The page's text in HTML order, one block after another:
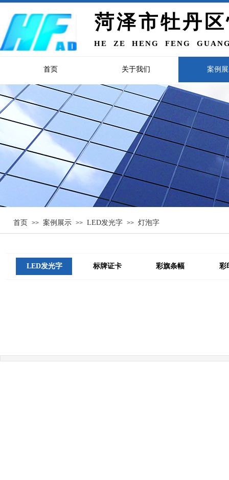
菏泽市牡丹
HE ZE HENG FENG
首页 关于我们 案例
首页 >> 案例展示 >> LED发光字 >> 灯泡字
LED发光字 标牌证卡 彩旗条幅 彩